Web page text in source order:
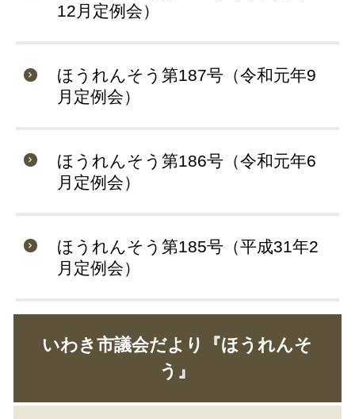
12月定例会）
ほうれんそう第187号（令和元年9
月定例会）
ほうれんそう第186号（令和元年6
月定例会）
ほうれんそう第185号（平成31年2
月定例会）
いわき市議会だより『ほうれんそ
う』